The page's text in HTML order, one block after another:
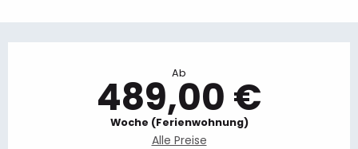
Ab
489,00 €
Woche (Ferienwohnung)
Alle Preise